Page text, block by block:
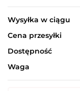
Wysyłka w ciągu
Cena przesyłki
Dostępność
Waga